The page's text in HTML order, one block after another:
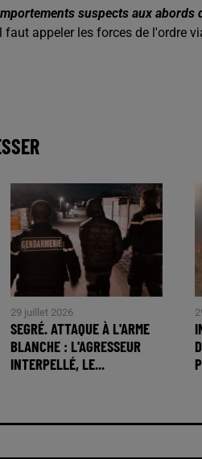
suspects aux abords
appeler les forces de l'ordre
29 juillet 2026
SEGRÉ. ATTAQUE À L'ARME
BLANCHE : L'AGRESSEUR
INTERPELLÉ, LE...